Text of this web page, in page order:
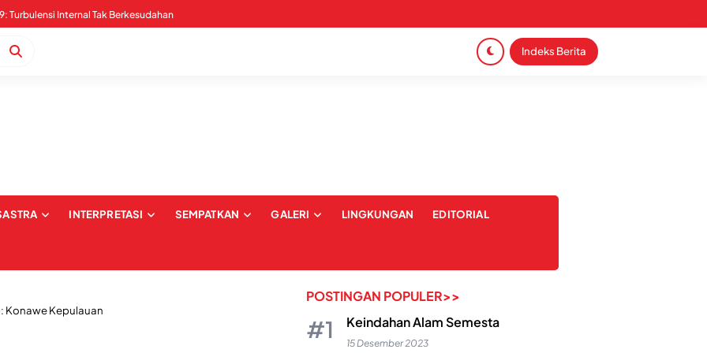
Indeks Berita
INTERPRETASI SEMPATKAN GALERI LINGKUNGAN EDITORIAL
Konawe Kepulauan
POSTINGAN POPULER>>
Keindahan Alam Semesta
15 Desember 2023